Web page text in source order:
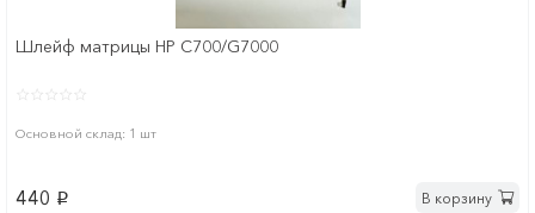
Шлейф матрицы HP C700/G7000
Основной склад: 1 шт
440 p В корзину